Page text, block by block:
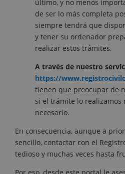
último, y no menos
de ser lo más completa
siempre tendrá que
y tener su ordenador
realizar estos trámites.
A través de nuestro
https://
tienen que preocupar de
si el trámite lo realizamos
necesario.
En consecuencia, aunque a
sencillo, contactar con el
tedioso y muchas veces hasta